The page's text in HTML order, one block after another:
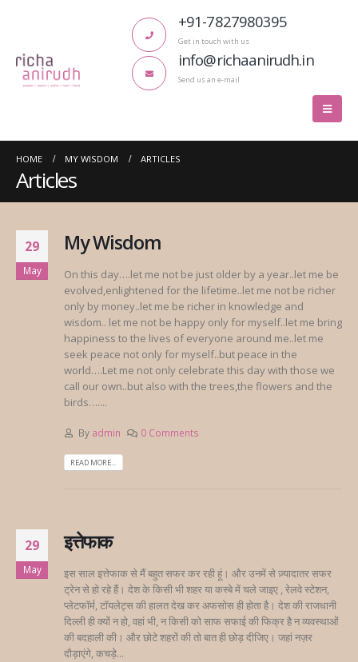
+91-7827980395
Get in touch with us
info@richaanirudh.in
Send us an e-mail
HOME MY WISDOM ARTICLES
Articles
29
May
My Wisdom
On this day….let me not be just older by a year..let me be
evolved,enlightened for the lifetime..let me not be richer
only by money..let me be richer in knowledge and
wisdom.. let me not be happy only for myself..let me bring
happiness to the lives of everyone around me..let me
seek peace not only for myself..but peace in the
world….Let me not only celebrate this day with those we
call our own..but also with the trees,the flowers and the
birds…....
By admin 0 Comments
READ MORE...
29
May
इत्तेफाक
इस साल इत्तेफाक से मैं बहुत सफर कर रही हूं। और उनमें से ज़्यादातर सफर
ट्रेन से हो रहे हैं। देश के किसी भी शहर या कस्बे में चले जाइए , रेलवे स्टेशन,
प्लेटफॉर्म, टॉयलेट्स की हालत देख कर अफसोस ही होता है। देश की राजधानी
दिल्ली ही क्यों न हो, वहां भी, न किसी को साफ सफाई की फिक्र है न व्यवस्थाओं
की बदहाली की। और छोटे शहरों की तो बात ही छोड़ दीजिए। जहां नज़र
दौड़ाएंगे, कचड़े...